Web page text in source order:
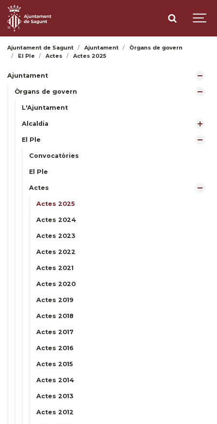
Ajuntament de Sagunt Ajuntament
Òrgans de govern
El Ple
Actes Actes 2025
Ajuntament
Òrgans de govern
L'Ajuntament
Alcaldia
El Ple
Convocatòries
El Ple
Actes
Actes 2025
Actes 2024
Actes 2023
Actes 2022
Actes 2021
Actes 2020
Actes 2019
Actes 2018
Actes 2017
Actes 2016
Actes 2015
Actes 2014
Actes 2013
Actes 2012